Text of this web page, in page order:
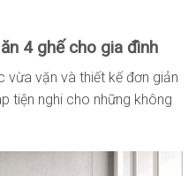
4 ghế cho gia đình
vừa vặn và thiết kế đơn giản
tiện nghi cho những không